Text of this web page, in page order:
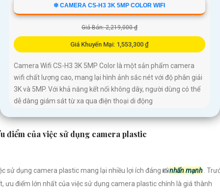
❇ CAMERA CS-H3 3K 5MP COLOR WIFI
Giá Bán: 2,219,000 ₫
Giá Khuyến Mại: 1,553,300 ₫
Camera Wifi CS-H3 3K 5MP Color là một sản phẩm camera
wifi chất lượng cao, mang lại hình ảnh sắc nét với độ phân giải
3K và 5MP. Với khả năng kết nối không dây, người dùng có thể
dễ dàng giám sát từ xa qua điện thoại di động
điểm của việc sử dụng camera plastic
sử dụng camera plastic mang lại nhiều lợi ích đáng 📸nhấn mạnh.
ưu điểm lớn nhất của việc sử dụng camera plastic chính là giá thành